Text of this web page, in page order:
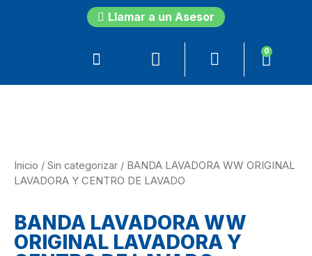
Llamar a un Asesor
0
Inicio / Sin categorizar / BANDA LAVADORA WW ORIGINAL
LAVADORA Y CENTRO DE LAVADO
BANDA LAVADORA WW
ORIGINAL LAVADORA Y